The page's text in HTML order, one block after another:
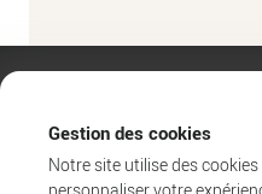
Gestion des cookies
Notre site utilise des
personnaliser votre